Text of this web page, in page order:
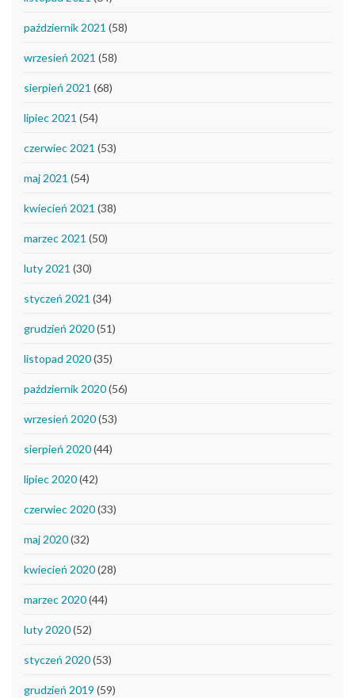
październik 2021 (58)
wrzesień 2021 (58)
sierpień 2021 (68)
lipiec 2021 (54)
czerwiec 2021 (53)
maj 2021 (54)
kwiecień 2021 (38)
marzec 2021 (50)
luty 2021 (30)
styczeń 2021 (34)
grudzień 2020(51)
listopad 2020(35)
październik 2020(56)
wrzesień 2020(53)
sierpień 2020(44)
lipiec 2020(42)
czerwiec 2020(33)
maj 2020(32)
kwiecień 2020(28)
marzec 2020(44)
luty 2020(52)
styczeń 2020(53)
grudzień 2019 (59)